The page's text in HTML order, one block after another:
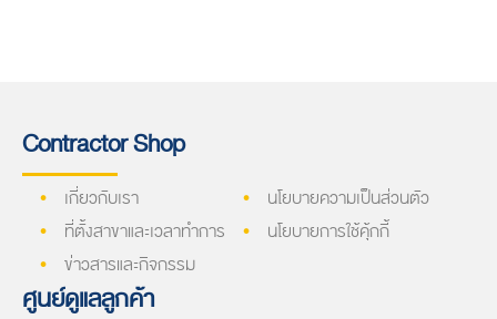
Contractor Shop
เกี่ยวกับเรา
ที่ตั้งสาขาและเวลาทำการ
ข่าวสารและกิจกรรม
นโยบายความเป็นส่วนตัว
นโยบายการใช้คุ้กกี้
ศูนย์ดูแลลูกค้า